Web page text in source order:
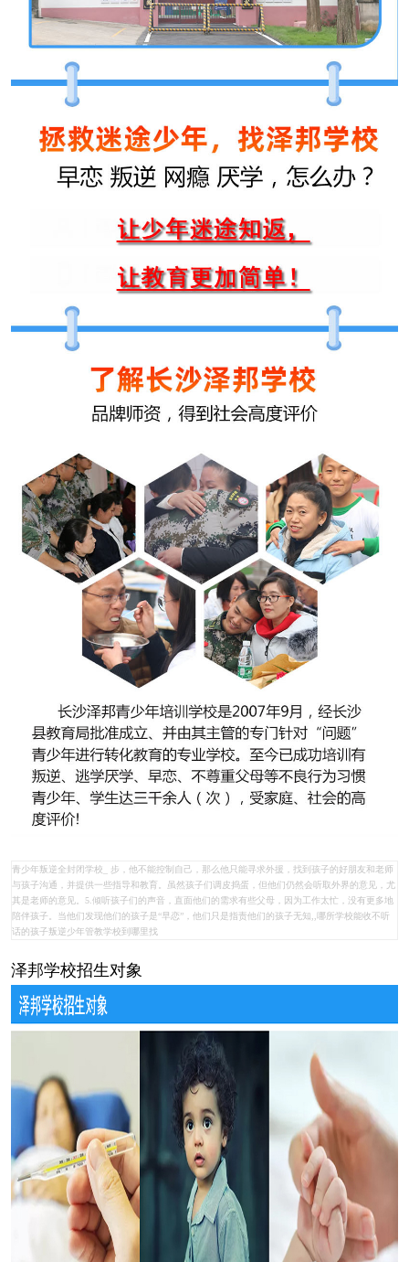
青少年叛逆全封闭学校_ 步，他不能控制自己，那么他只能寻求外援，找到孩子的好朋友和老师
与孩子沟通，并提供一些指导和教育。虽然孩子们调皮捣蛋，但他们仍然会听取外界的意见，尤
其是老师的意见。5.倾听孩子们的声音，直面他们的需求有些父母，因为工作太忙，没有更多地
陪伴孩子。当他们发现他们的孩子是“早恋”，他们只是指责他们的孩子无知,,哪所学校能收不听
话的孩子叛逆少年管教学校到哪里找
泽邦学校招生对象